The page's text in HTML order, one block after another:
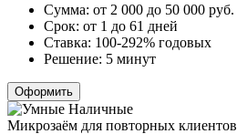
Сумма: от 2 000 до 50 000 руб.
Срок: от 1 до 61 дней
Ставка: 100-292% годовых
Решение: 5 минут
Оформить
Микрозаём для повторных клиентов